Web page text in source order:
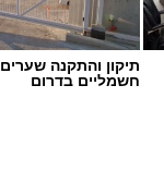
תיקון והתקנה שערים
חשמליים בדרום